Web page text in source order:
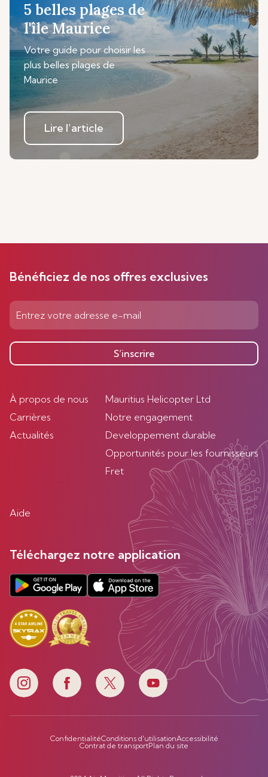
5 belles plages de
l'île Maurice
Votre guide pour choisir les
plus belles plages de
Maurice
Lire l’article
Bénéficiez de nos offres exclusives
S’inscrire
À propos de nous
Carrières
Actualités
Mauritius Helicopter Ltd
Notre engagement
Developpement durable
Opportunités pour les fournisseurs
Fret
Aide
Téléchargez notre application
ConfidentialitéConditions d'utilisationAccessibilité
Contrat de transportPlan du site